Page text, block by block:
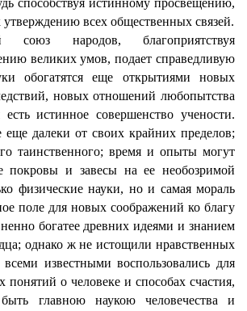
способствуя истинному просвещению,
утверждению всех общественных связей.
союз народов, благоприятствуя
великих умов, подает справедливую
обогатятся еще открытиями новых
новых отношений любопытства
есть истинное совершенство учености.
еще далеки от своих крайних пределов;
таинственного; время и опыты могут
покровы и завесы на ее необозримой
физические науки, но и самая мораль
поле для новых соображений ко благу
богатее древних идеями и знанием
однако ж не истощили нравственных
известными воспользовались для
понятий о человеке и способах счастия,
главною наукою человечества и